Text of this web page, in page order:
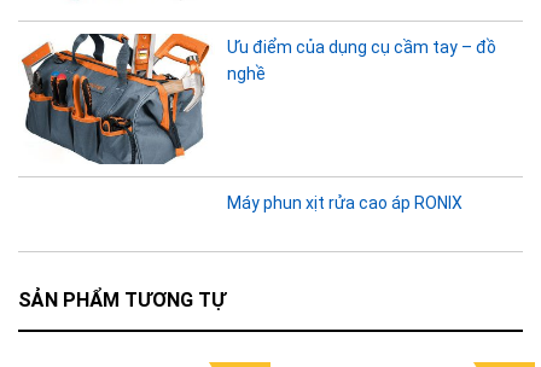
Ưu điểm của dụng cụ cầm tay – đồ
nghề
Máy phun xịt rửa cao áp RONIX
SẢN PHẨM TƯƠNG TỰ